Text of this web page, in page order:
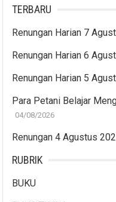
TERBARU
Renungan Harian 7
Renungan Harian 6
Renungan Harian 5
Para Petani Belajar
04/08/2026
Renungan 4 Agustus
RUBRIK
BUKU